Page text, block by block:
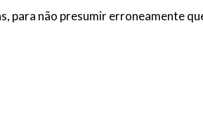
para não presumir erroneamente